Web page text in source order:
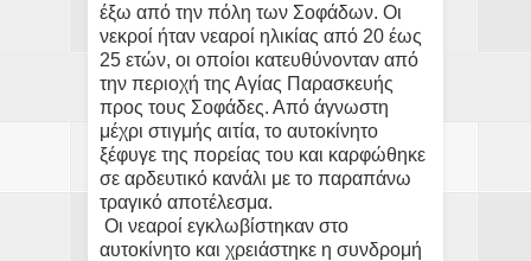
έξω από την πόλη των Σοφάδων. Οι
νεκροί ήταν νεαροί ηλικίας από 20 έως
25 ετών, οι οποίοι κατευθύνονταν από
την περιοχή της Αγίας Παρασκευής
προς τους Σοφάδες. Από άγνωστη
μέχρι στιγμής αιτία, το αυτοκίνητο
ξέφυγε της πορείας του και καρφώθηκε
σε αρδευτικό κανάλι με το παραπάνω
τραγικό αποτέλεσμα.
Οι νεαροί εγκλωβίστηκαν στο
αυτοκίνητο και χρειάστηκε η συνδρομή